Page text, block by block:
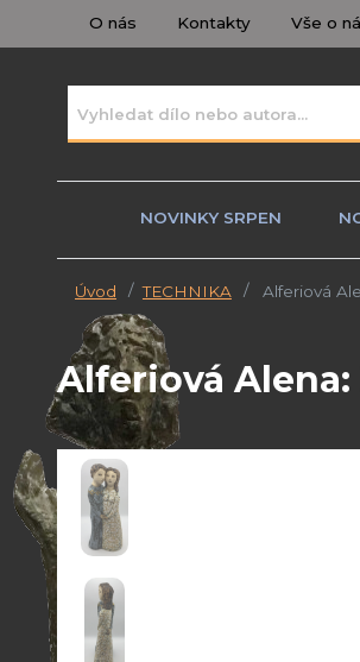
O nás Kontakty Vše o
NOVINKY SRPEN
Úvod TECHNIKA Alferiová
Alferiová